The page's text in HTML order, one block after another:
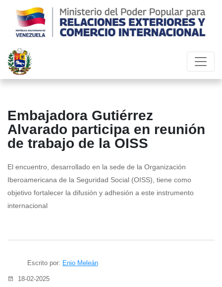
Embajadora Gutiérrez
Alvarado participa en reunión
de trabajo de la OISS
El encuentro, desarrollado en la sede de la Organización
Iberoamericana de la Seguridad Social (OISS), tiene como
objetivo fortalecer la difusión y adhesión a este instrumento
internacional
Escrito por: Enio Meleán
18-02-2025